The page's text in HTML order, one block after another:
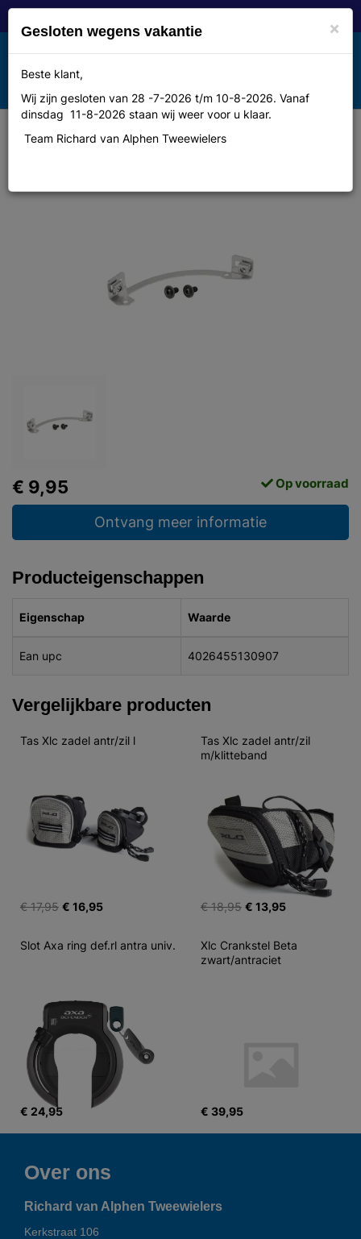
Toggle
navigation
MENU
Horn befestigungsadapter f.bosch
€ 9,95 Op voorraad
Ontvang meer informatie
Producteigenschappen
Eigenschap Waarde
Ean upc 4026455130907
Vergelijkbare producten
Tas Xlc zadel antr/zil l
€ 17,95 € 16,95
Tas Xlc zadel antr/zil
m/klitteband
€ 18,95 € 13,95
Slot Axa ring def.rl antra univ.
€ 24,95
Xlc Crankstel Beta
zwart/antraciet
€ 39,95
Over ons
Richard van Alphen Tweewielers
Kerkstraat 106
×
Gesloten wegens vakantie
Beste klant,
Wij zijn gesloten van 28 -7-2026 t/m 10-8-2026. Vanaf
dinsdag 11-8-2026 staan wij weer voor u klaar.
Team Richard van Alphen Tweewielers